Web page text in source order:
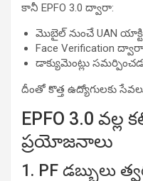
కానీ EPFO 3.0 ద్వారా:
మొబైల్ నుంచే UAN
Face Verification
డాక్యుమెంట్లు
దీంతో కొత్త ఉద్యోగులకు
EPFO 3.0 వల్ల
ప్రయోజనాలు
1. PF డబ్బులు